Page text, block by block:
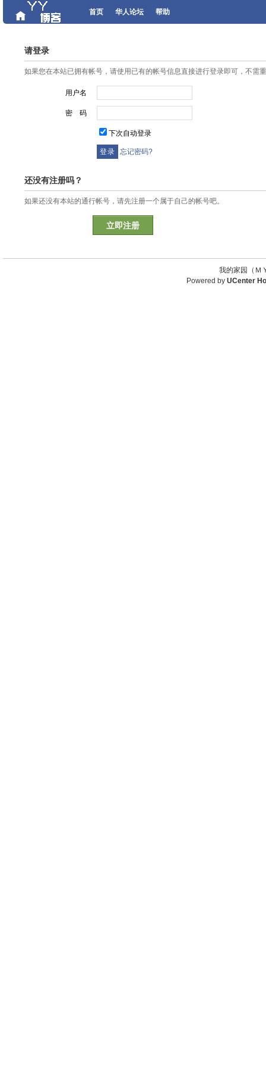
首页 华人论坛 帮助
请登录
如果您在本站已拥有帐号，请使用已有的帐号信息直接进行登录即可，不需
用户名
密 码
下次自动登录
忘记密码?
还没有注册吗？
如果还没有本站的通行帐号，请先注册一个属于自己的帐号吧。
立即注册
我的家园（
Powered by UCenter